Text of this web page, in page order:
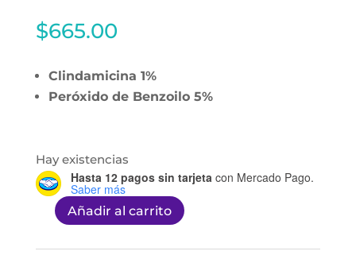
$665.00
Clindamicina 1%
Peróxido de Benzoilo 5%
Hay existencias
Hasta 12 pagos sin tarjeta con Mercado Pago.
Saber más
Miderma
Añadir al carrito